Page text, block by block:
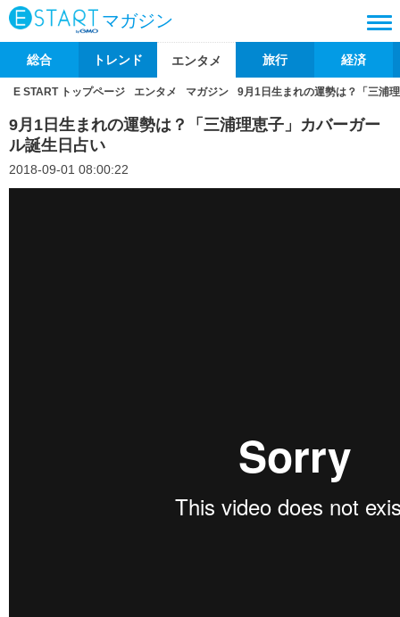
マガジン
総合 トレンド エンタメ 旅行 経済
E START トップページ エンタメ マガジン 9月1日生まれの運勢は？「三浦
9月1日生まれの運勢は？「三浦理恵子」カバーガー
ル誕生日占い
2018-09-01 08:00:22